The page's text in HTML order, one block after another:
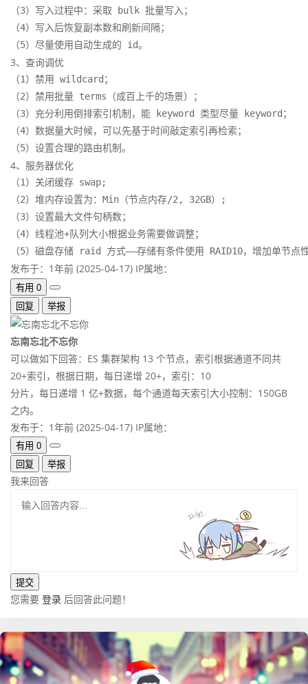
（3）写入过程中：采取 bulk 批量写入；
（4）写入后恢复副本数和刷新间隔；
（5）尽量使用自动生成的 id。
3、查询调优
（1）禁用 wildcard；
（2）禁用批量 terms（成百上千的场景）；
（3）充分利用倒排索引机制，能 keyword 类型尽量 keyword；
（4）数据量大时候，可以先基于时间敲定索引再检索；
（5）设置合理的路由机制。
4、服务器优化
（1）关闭缓存 swap;
（2）堆内存设置为：Min（节点内存/2, 32GB）;
（3）设置最大文件句柄数；
（4）线程池+队列大小根据业务需要做调整；
（5）磁盘存储 raid 方式——存储有条件使用 RAID10，增加单节点
发布于：1年前 (2025-04-17) IP属地：
有用 0
回复
举报
忘南忘北不忘你
可以做如下回答：ES 集群架构 13 个节点，索引根据通道不同共
20+索引，根据日期，每日递增 20+，索引：10
分片，每日递增 1 亿+数据，每个通道每天索引大小控制：150GB
之内。
发布于：1年前 (2025-04-17) IP属地：
有用 0
回复
举报
我来回答
您需要 登录 后回答此问题！